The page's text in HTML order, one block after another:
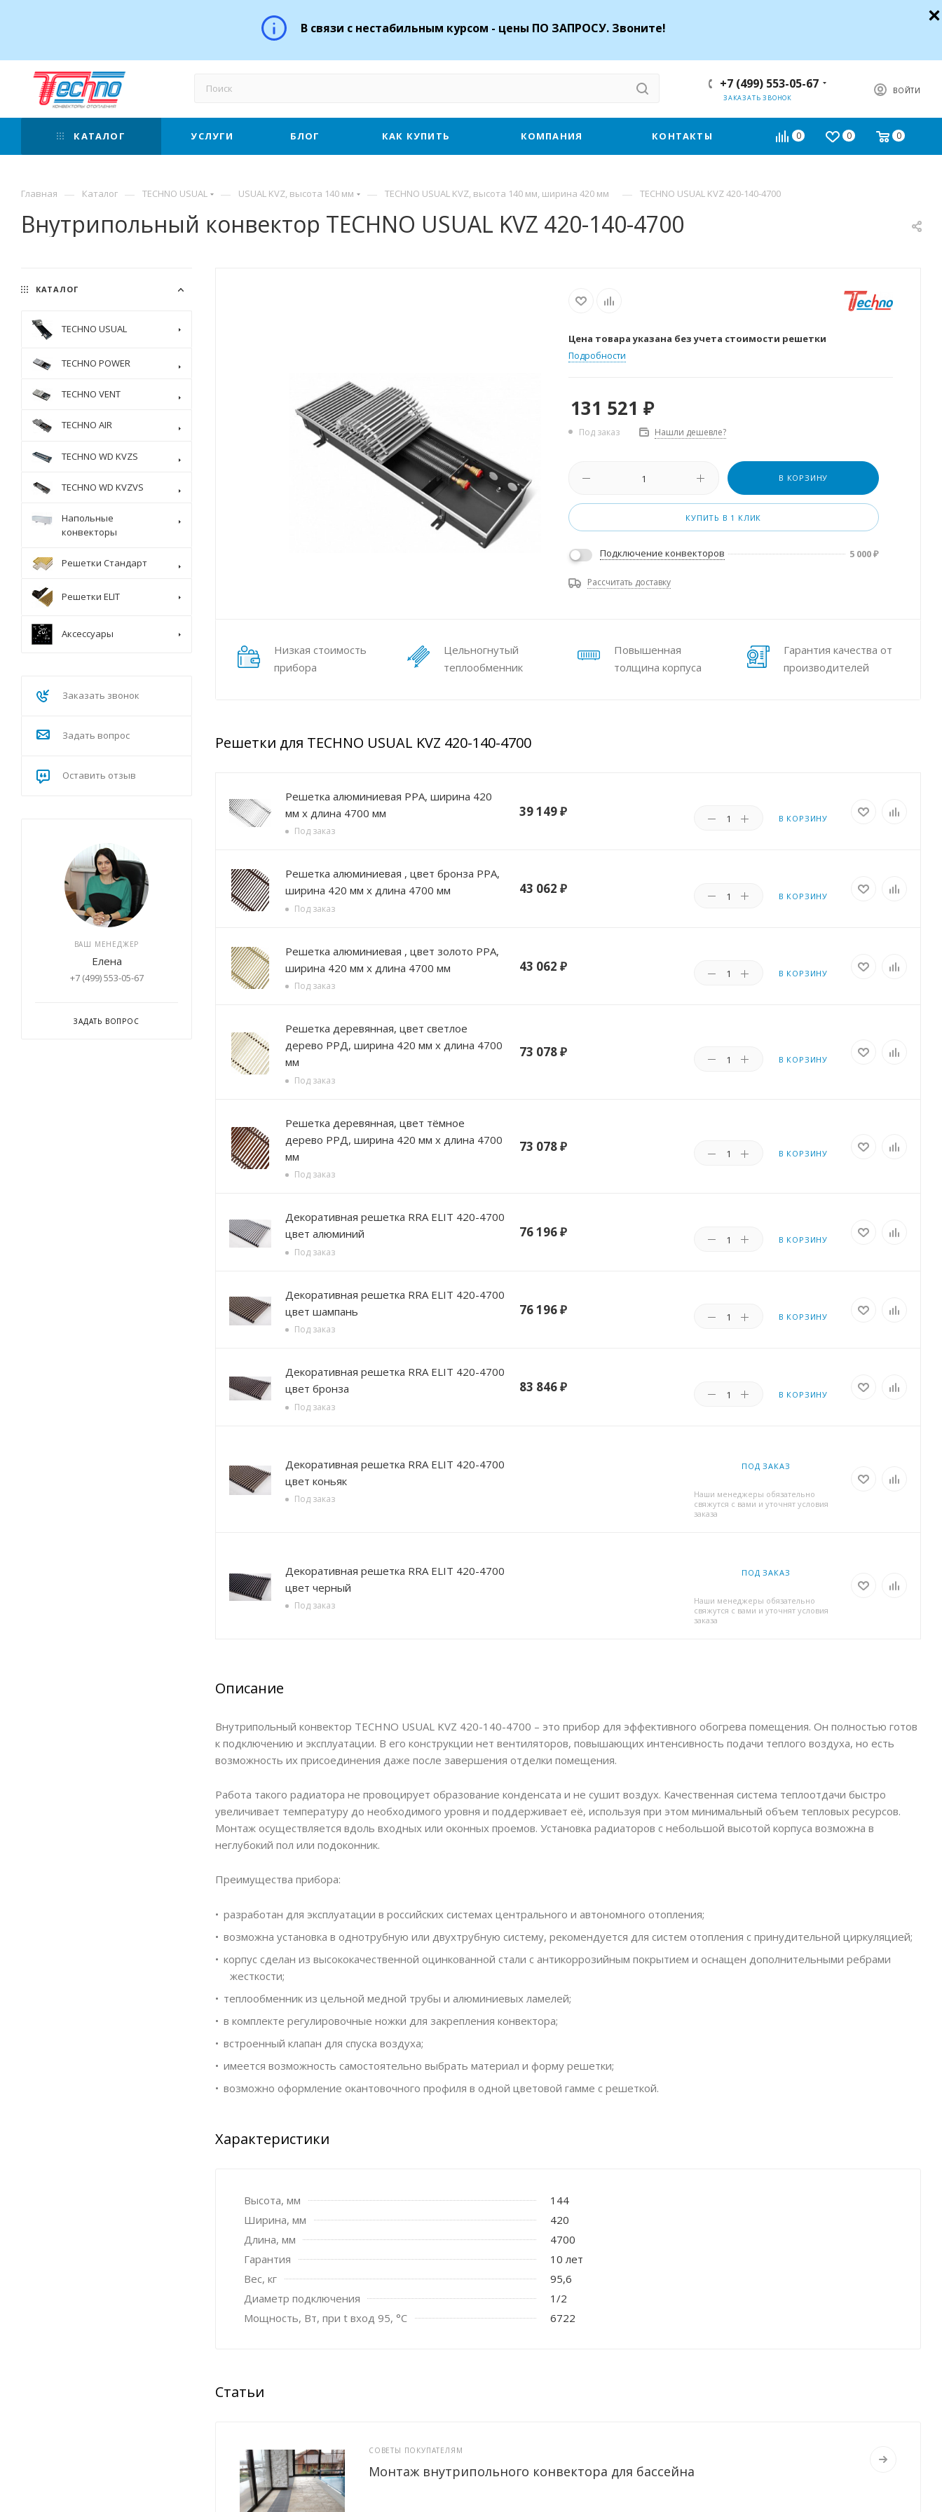
В связи с нестабильным курсом - цены ПО ЗАПРОСУ. Звоните!
ВОЙТИ
+7 (499) 553-05-67
ЗАКАЗАТЬ ЗВОНОК
0 0 0
КАТАЛОГ УСЛУГИ БЛОГ КАК КУПИТЬ КОМПАНИЯ КОНТАКТЫ
Главная — Каталог — TECHNO USUAL — USUAL KVZ, высота 140 мм — TECHNO USUAL KVZ, высота 140 мм, ширина 420 мм — TECHNO USUAL KVZ 420-140-4700
Внутрипольный конвектор TECHNO USUAL KVZ 420-140-4700
Цена товара указана без учета стоимости решетки
Подробности
131 521 ₽
Под заказ Нашли дешевле?
В КОРЗИНУ
КУПИТЬ В 1 КЛИК
Подключение конвекторов 5 000₽
Рассчитать доставку
Низкая стоимость
прибора
Цельногнутый
теплообменник
Повышенная
толщина корпуса
Гарантия качества от
производителей
Решетки для TECHNO USUAL KVZ 420-140-4700
Решетка алюминиевая РРА, ширина 420
мм х длина 4700 мм
Под заказ
39 149₽ В КОРЗИНУ
Решетка алюминиевая , цвет бронза РРА,
ширина 420 мм х длина 4700 мм
Под заказ
43 062 ₽ В КОРЗИНУ
Решетка алюминиевая , цвет золото РРА,
ширина 420 мм х длина 4700 мм
Под заказ
43 062 ₽ В КОРЗИНУ
Решетка деревянная, цвет светлое
дерево РРД, ширина 420 мм х длина 4700
мм
Под заказ
73 078₽ В КОРЗИНУ
Решетка деревянная, цвет тёмное
дерево РРД, ширина 420 мм х длина 4700
мм
Под заказ
73 078₽ В КОРЗИНУ
Декоративная решетка RRA ELIT 420-4700
цвет алюминий
Под заказ
76 196₽ В КОРЗИНУ
Декоративная решетка RRA ELIT 420-4700
цвет шампань
Под заказ
76 196₽ В КОРЗИНУ
Декоративная решетка RRA ELIT 420-4700
цвет бронза
Под заказ
83 846₽ В КОРЗИНУ
Декоративная решетка RRA ELIT 420-4700
цвет коньяк
Под заказ
ПОД ЗАКАЗ
Наши менеджеры обязательно
свяжутся с вами и уточнят условия
заказа
Декоративная решетка RRA ELIT 420-4700
цвет черный
Под заказ
ПОД ЗАКАЗ
Наши менеджеры обязательно
свяжутся с вами и уточнят условия
заказа
Описание
Внутрипольный конвектор TECHNO USUAL KVZ 420-140-4700 – это прибор для эффективного обогрева помещения. Он полностью готов
к подключению и эксплуатации. В его конструкции нет вентиляторов, повышающих интенсивность подачи теплого воздуха, но есть
возможность их присоединения даже после завершения отделки помещения.
Работа такого радиатора не провоцирует образование конденсата и не сушит воздух. Качественная система теплоотдачи быстро
увеличивает температуру до необходимого уровня и поддерживает её, используя при этом минимальный объем тепловых ресурсов.
Монтаж осуществляется вдоль входных или оконных проемов. Установка радиаторов с небольшой высотой корпуса возможна в
неглубокий пол или подоконник.
Преимущества прибора:
разработан для эксплуатации в российских системах центрального и автономного отопления;
возможна установка в однотрубную или двухтрубную систему, рекомендуется для систем отопления с принудительной циркуляцией;
корпус сделан из высококачественной оцинкованной стали с антикоррозийным покрытием и оснащен дополнительными ребрами
жесткости;
теплообменник из цельной медной трубы и алюминиевых ламелей;
в комплекте регулировочные ножки для закрепления конвектора;
встроенный клапан для спуска воздуха;
имеется возможность самостоятельно выбрать материал и форму решетки;
возможно оформление окантовочного профиля в одной цветовой гамме с решеткой.
Характеристики
Высота, мм
144
Ширина, мм
420
Длина, мм
4700
Гарантия
10 лет
Вес, кг
95,6
Диаметр подключения
1/2
Мощность, Вт, при t вход 95, °C
6722
Статьи
СОВЕТЫ ПОКУПАТЕЛЯМ
Монтаж внутрипольного конвектора для бассейна
КАТАЛОГ
TECHNO USUAL
TECHNO POWER
TECHNO VENT
TECHNO AIR
TECHNO WD KVZS
TECHNO WD KVZVS
Напольные
конвекторы
Решетки Стандарт
Решетки ELIT
Аксессуары
Заказать звонок
Задать вопрос
Оставить отзыв
ВАШ МЕНЕДЖЕР
Елена
+7 (499) 553-05-67
ЗАДАТЬ ВОПРОС